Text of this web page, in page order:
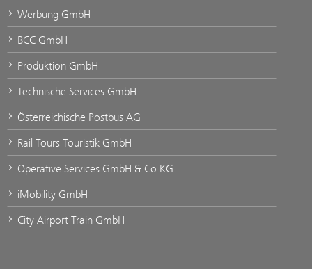
Werbung GmbH
BCC GmbH
Produktion GmbH
Technische Services GmbH
Österreichische Postbus AG
Rail Tours Touristik GmbH
Operative Services GmbH & Co KG
iMobility GmbH
City Airport Train GmbH